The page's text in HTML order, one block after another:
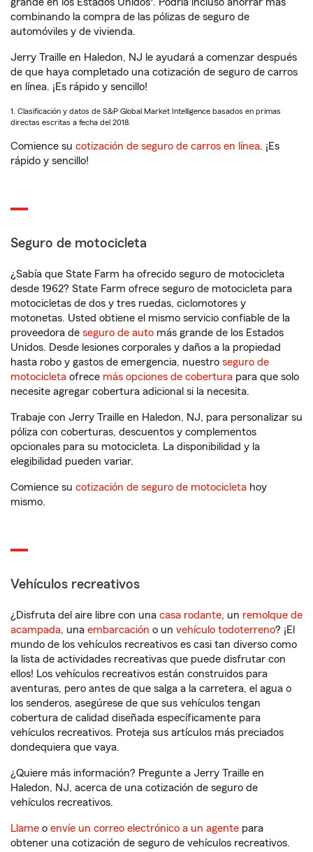
combinando la compra de las pólizas de seguro de
automóviles y de vivienda.
Jerry Traille en Haledon, NJ le ayudará a comenzar después
de que haya completado una cotización de seguro de carros
en línea. ¡Es rápido y sencillo!
1. Clasificación y datos de S&P Global Market Intelligence basados en primas
directas escritas a fecha del 2018.
Comience su cotización de seguro de carros en línea. ¡Es
rápido y sencillo!
Seguro de motocicleta
¿Sabía que State Farm ha ofrecido seguro de motocicleta
desde 1962? State Farm ofrece seguro de motocicleta para
motocicletas de dos y tres ruedas, ciclomotores y
motonetas. Usted obtiene el mismo servicio confiable de la
proveedora de seguro de auto más grande de los Estados
Unidos. Desde lesiones corporales y daños a la propiedad
hasta robo y gastos de emergencia, nuestro seguro de
motocicleta ofrece más opciones de cobertura para que solo
necesite agregar cobertura adicional si la necesita.
Trabaje con Jerry Traille en Haledon, NJ, para personalizar su
póliza con coberturas, descuentos y complementos
opcionales para su motocicleta. La disponibilidad y la
elegibilidad pueden variar.
Comience su cotización de seguro de motocicleta hoy
mismo.
Vehículos recreativos
¿Disfruta del aire libre con una casa rodante, un remolque de
acampada, una embarcación o un vehículo todoterreno? ¡El
mundo de los vehículos recreativos es casi tan diverso como
la lista de actividades recreativas que puede disfrutar con
ellos! Los vehículos recreativos están construidos para
aventuras, pero antes de que salga a la carretera, el agua o
los senderos, asegúrese de que sus vehículos tengan
cobertura de calidad diseñada específicamente para
vehículos recreativos. Proteja sus artículos más preciados
dondequiera que vaya.
¿Quiere más información? Pregunte a Jerry Traille en
Haledon, NJ, acerca de una cotización de seguro de
vehículos recreativos.
Llame o envíe un correo electrónico a un agente para
obtener una cotización de seguro de vehículos recreativos.